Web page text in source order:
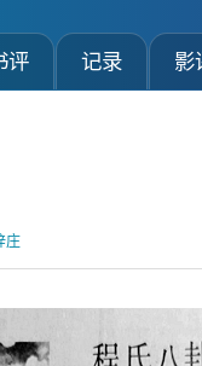
评 记录 影
庄